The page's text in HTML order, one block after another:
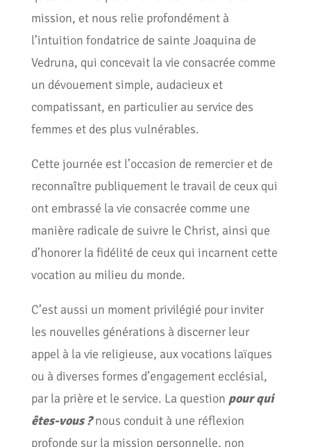
mission, et nous relie profondément à
l’intuition fondatrice de sainte Joaquina de
Vedruna, qui concevait la vie consacrée comme
un dévouement simple, audacieux et
compatissant, en particulier au service des
femmes et des plus vulnérables.
Cette journée est l’occasion de remercier et de
reconnaître publiquement le travail de ceux qui
ont embrassé la vie consacrée comme une
manière radicale de suivre le Christ, ainsi que
d’honorer la fidélité de ceux qui incarnent cette
vocation au milieu du monde.
C’est aussi un moment privilégié pour inviter
les nouvelles générations à discerner leur
appel à la vie religieuse, aux vocations laïques
ou à diverses formes d’engagement ecclésial,
par la prière et le service. La question pour qui
êtes-vous ?nous conduit à une réflexion
profonde sur la mission personnelle, non